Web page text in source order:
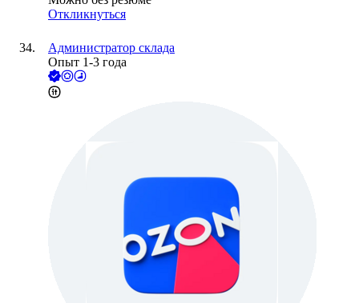
Откликнуться
Администратор склада
Опыт 1-3 года